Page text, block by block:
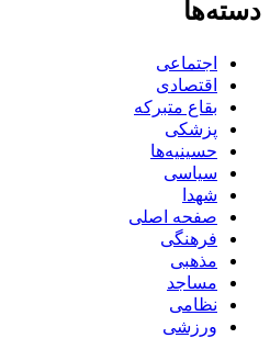
دسته‌ها
اجتماعی
اقتصادی
بقاع متبرکه
پزشکی
حسینیه‌ها
سیاسی
شهدا
صفحه اصلی
فرهنگی
مذهبی
مساجد
نظامی
ورزشی